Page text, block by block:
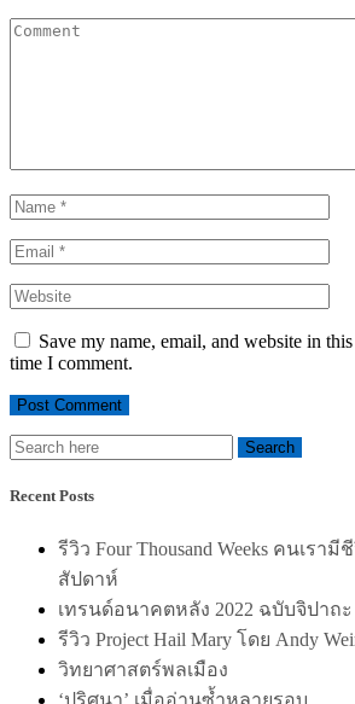
Save my name, email, and website in
time I comment.
Recent Posts
รีวิว Four Thousand Weeks คนเรา
สัปดาห์
เทรนด์อนาคตหลัง 2022 ฉบับจิปาถะ
รีวิว Project Hail Mary โดย Andy
วิทยาศาสตร์พลเมือง
‘ปริศนา’ เมื่ออ่านซ้ำหลายรอบ